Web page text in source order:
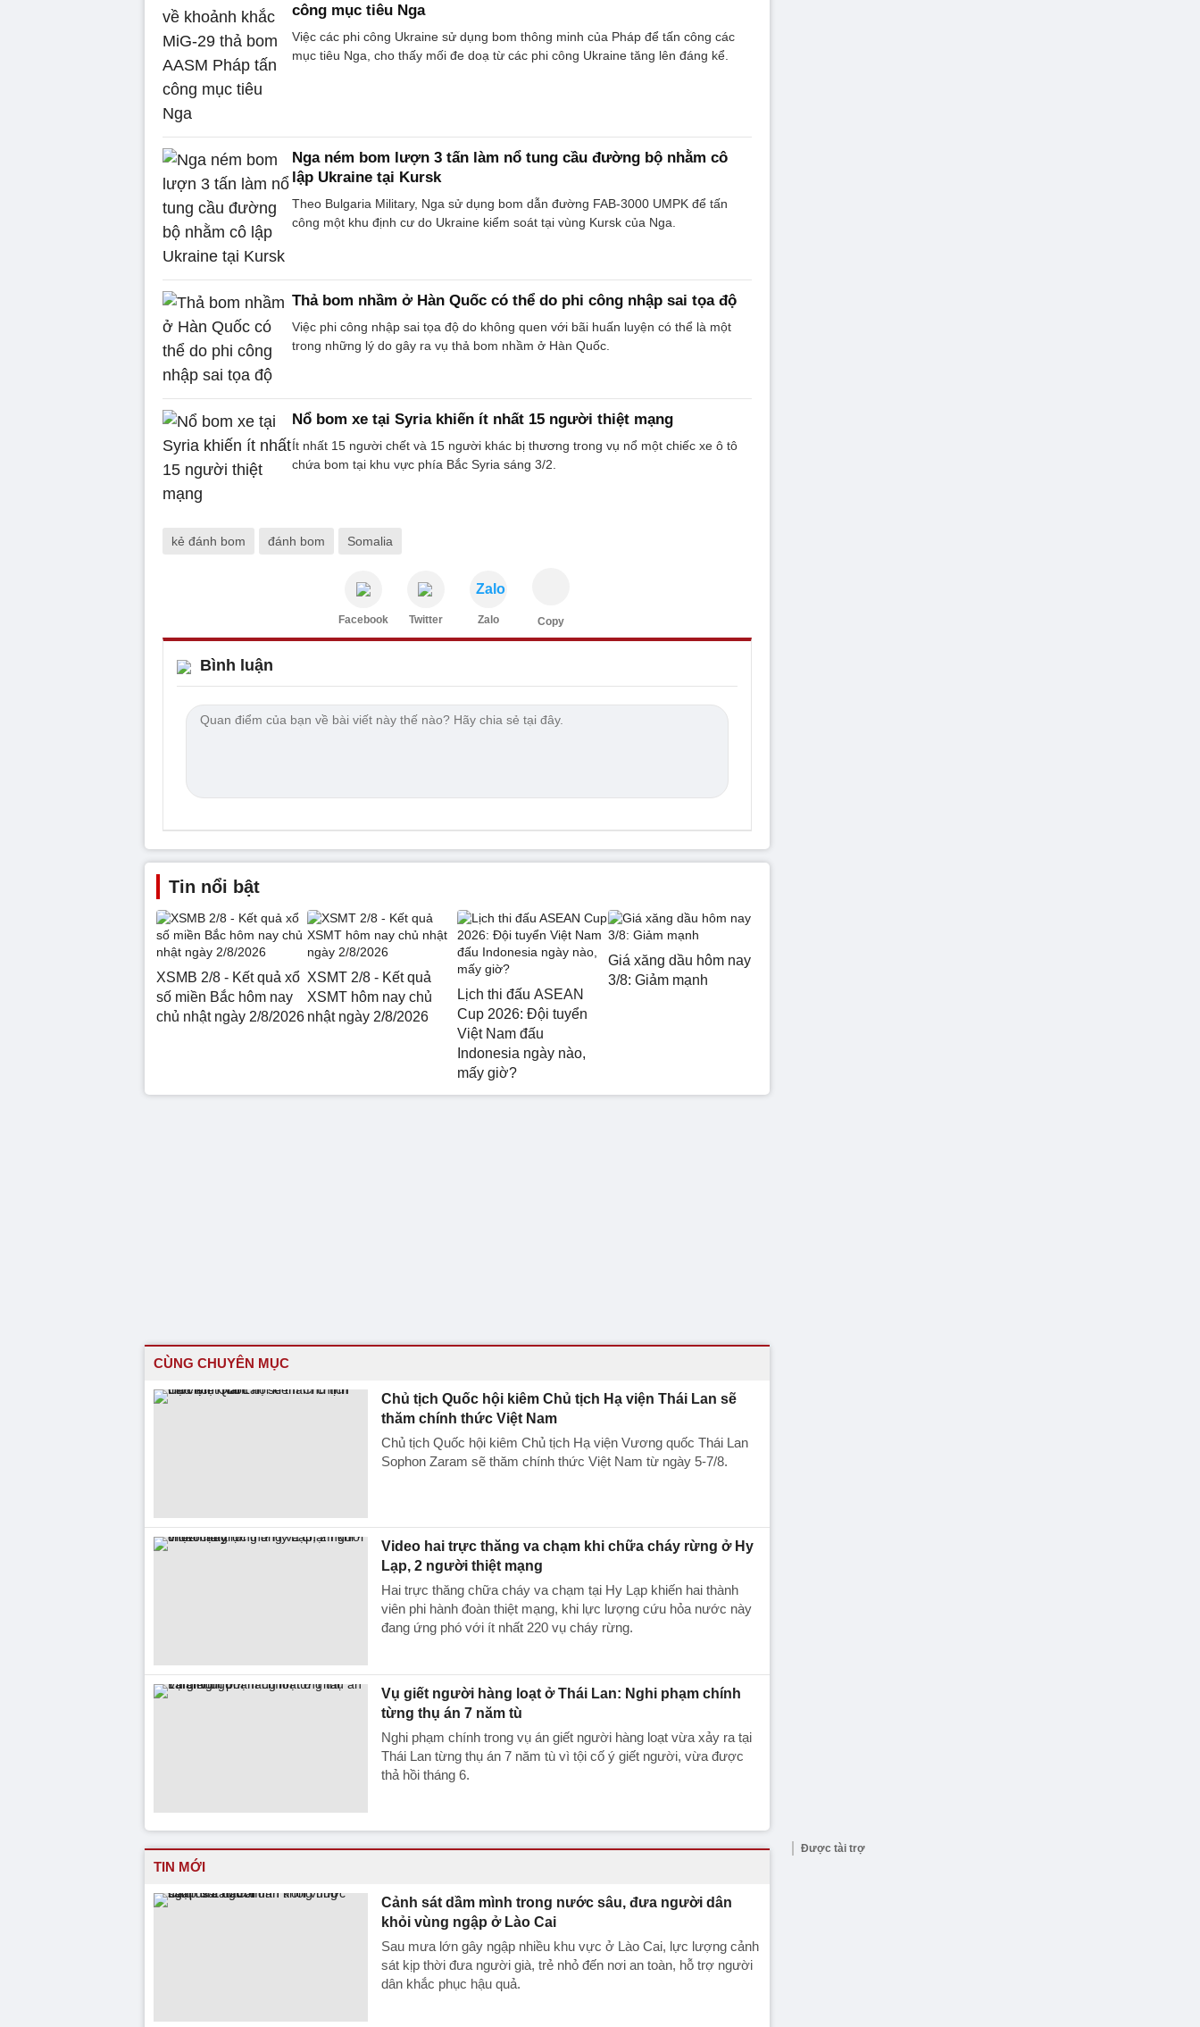
công mục tiêu Nga
Việc các phi công Ukraine sử dụng bom thông minh của Pháp để tấn công các
mục tiêu Nga, cho thấy mối đe doạ từ các phi công Ukraine tăng lên đáng kể.
Nga ném bom lượn 3 tấn làm nổ tung cầu đường bộ nhằm cô
lập Ukraine tại Kursk
Theo Bulgaria Military, Nga sử dụng bom dẫn đường FAB-3000 UMPK để tấn
công một khu định cư do Ukraine kiểm soát tại vùng Kursk của Nga.
Thả bom nhầm ở Hàn Quốc có thể do phi công nhập sai tọa độ
Việc phi công nhập sai tọa độ do không quen với bãi huấn luyện có thể là một
trong những lý do gây ra vụ thả bom nhầm ở Hàn Quốc.
Nổ bom xe tại Syria khiến ít nhất 15 người thiệt mạng
Ít nhất 15 người chết và 15 người khác bị thương trong vụ nổ một chiếc xe ô tô
chứa bom tại khu vực phía Bắc Syria sáng 3/2.
kẻ đánh bom đánh bom Somalia
Facebook Twitter
Zalo
Zalo Copy
Bình luận
Tin nổi bật
XSMB 2/8 - Kết quả xổ
số miền Bắc hôm nay
chủ nhật ngày 2/8/2026
XSMT 2/8 - Kết quả
XSMT hôm nay chủ
nhật ngày 2/8/2026
Lịch thi đấu ASEAN
Cup 2026: Đội tuyển
Việt Nam đấu
Indonesia ngày nào,
mấy giờ?
Giá xăng dầu hôm nay
3/8: Giảm mạnh
CÙNG CHUYÊN MỤC
Chủ tịch Quốc hội kiêm Chủ tịch Hạ viện Thái Lan sẽ
thăm chính thức Việt Nam
Chủ tịch Quốc hội kiêm Chủ tịch Hạ viện Vương quốc Thái Lan
Sophon Zaram sẽ thăm chính thức Việt Nam từ ngày 5-7/8.
Video hai trực thăng va chạm khi chữa cháy rừng ở Hy
Lạp, 2 người thiệt mạng
Hai trực thăng chữa cháy va chạm tại Hy Lạp khiến hai thành
viên phi hành đoàn thiệt mạng, khi lực lượng cứu hỏa nước này
đang ứng phó với ít nhất 220 vụ cháy rừng.
Vụ giết người hàng loạt ở Thái Lan: Nghi phạm chính
từng thụ án 7 năm tù
Nghi phạm chính trong vụ án giết người hàng loạt vừa xảy ra tại
Thái Lan từng thụ án 7 năm tù vì tội cố ý giết người, vừa được
thả hồi tháng 6.
TIN MỚI
Cảnh sát dầm mình trong nước sâu, đưa người dân
khỏi vùng ngập ở Lào Cai
Sau mưa lớn gây ngập nhiều khu vực ở Lào Cai, lực lượng cảnh
sát kịp thời đưa người già, trẻ nhỏ đến nơi an toàn, hỗ trợ người
dân khắc phục hậu quả.
Được tài trợ